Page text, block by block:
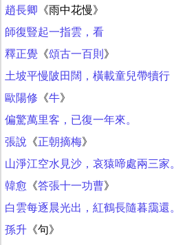
趙長卿 《雨中花慢》
師復豎起一指雲，看
釋正覺 《頌古一百則 》
土坡平慢陂田闊，橫載童兒帶犢行
歐陽修 《牛》
偏驚萬里客，已復一年來。
張說 《正朝摘梅》
山淨江空水見沙，哀猿啼處兩三家。
韓愈 《答張十一功曹》
白雲每逐晨光出，紅鶴長隨暮靄還。
孫升 《句》